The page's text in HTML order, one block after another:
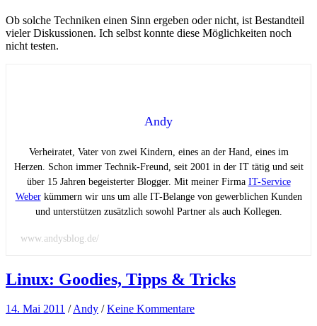
Ob solche Techniken einen Sinn ergeben oder nicht, ist Bestandteil
vieler Diskussionen. Ich selbst konnte diese Möglichkeiten noch
nicht testen.
Andy
Verheiratet, Vater von zwei Kindern, eines an der Hand, eines im
Herzen. Schon immer Technik-Freund, seit 2001 in der IT tätig und seit
über 15 Jahren begeisterter Blogger. Mit meiner Firma IT-Service
Weberkümmern wir uns um alle IT-Belange von gewerblichen Kunden
und unterstützen zusätzlich sowohl Partner als auch Kollegen.
www.andysblog.de/
Linux: Goodies, Tipps & Tricks
14. Mai 2011 /Andy /Keine Kommentare